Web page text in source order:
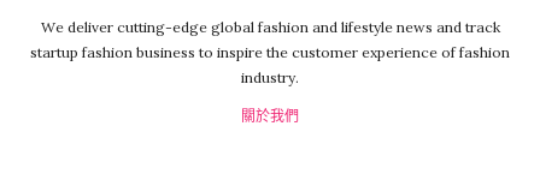
We deliver cutting-edge global fashion and lifestyle news and track
startup fashion business to inspire the customer experience of fashion
industry.
關於我們